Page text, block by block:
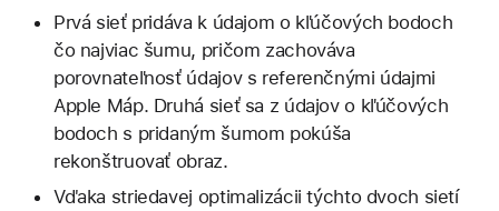
Prvá sieť pridáva k údajom o kľúčových bodoch
čo najviac šumu, pričom zachováva
porovnateľnosť údajov s referenčnými údajmi
Apple Máp. Druhá sieť sa z údajov o kľúčových
bodoch s pridaným šumom pokúša
rekonštruovať obraz.
Vďaka striedavej optimalizácii týchto dvoch sietí